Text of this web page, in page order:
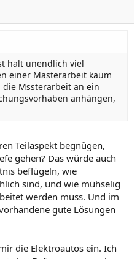
halt unendlich viel
einer Masterarbeit kaum
Mssterarbeit an ein
anhängen,
Teilaspekt begnügen,
gehen? Das würde auch
beflügeln, wie
sind, und wie mühselig
werden muss. Und im
gute Lösungen
die Elektroautos ein. Ich